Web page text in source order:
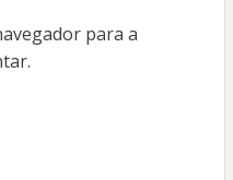
para a